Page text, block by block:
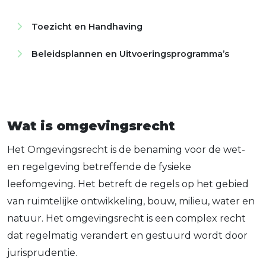
Toezicht en Handhaving
Bouwtoezicht
(Constructief) toezicht bij evenementen
Beleidsplannen en Uitvoeringsprogramma’s
Wat is omgevingsrecht
Het Omgevingsrecht is de benaming voor de wet-
en regelgeving betreffende de fysieke
leefomgeving. Het betreft de regels op het gebied
van ruimtelijke ontwikkeling, bouw, milieu, water en
natuur. Het omgevingsrecht is een complex recht
dat regelmatig verandert en gestuurd wordt door
jurisprudentie.